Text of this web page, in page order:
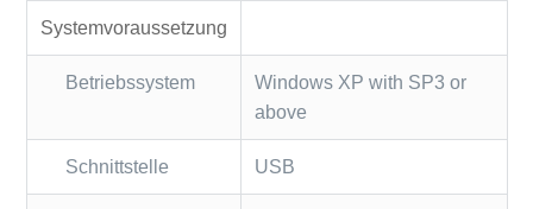
Systemvoraussetzung
Betriebssystem
Windows XP with SP3 or
above
Schnittstelle USB